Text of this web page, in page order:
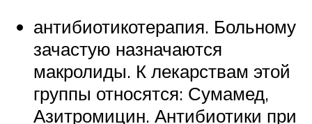
антибиотикотерапия. Больному
зачастую назначаются
макролиды. К лекарствам этой
группы относятся: Сумамед,
Азитромицин. Антибиотики при